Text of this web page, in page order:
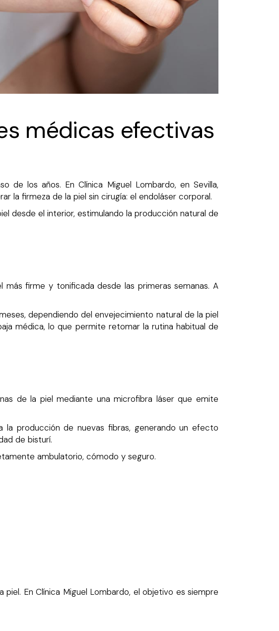
médicas efectivas
de los años. En Clínica Miguel Lombardo, en Sevilla,
la firmeza de la piel sin cirugía: el endoláser corporal.
desde el interior, estimulando la producción natural de
firme y tonificada desde las primeras semanas. A
dependiendo del envejecimiento natural de la piel
médica, lo que permite retomar la rutina habitual de
de la piel mediante una microfibra láser que emite
producción de nuevas fibras, generando un efecto
de bisturí.
ambulatorio, cómodo y seguro.
En Clínica Miguel Lombardo, el objetivo es siempre